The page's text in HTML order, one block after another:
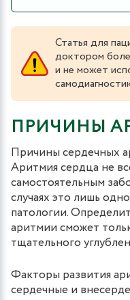
Статья для
доктором
и не может
ПРИЧИНЫ
Причины сердечных
Аритмия сердца не
самостоятельным
случаях это лишь
патологии.
аритмии сможет
тщательного
Факторы развития
сердечные и